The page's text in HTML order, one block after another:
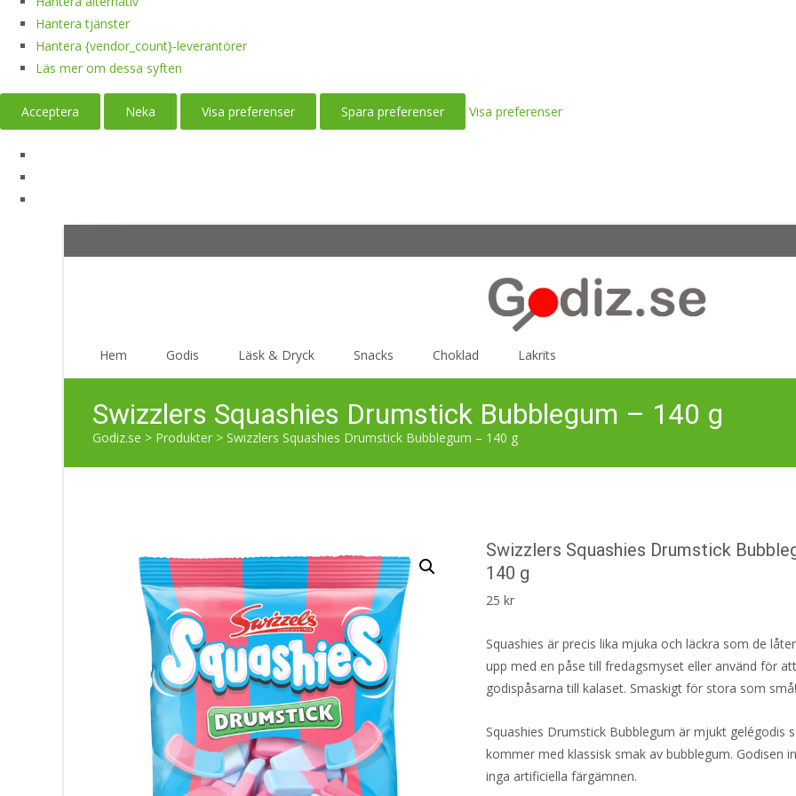
Hantera tjänster
Hantera {vendor_count}-leverantörer
Läs mer om dessa syften
Acceptera Neka Visa preferenser Spara preferenser Visa preferenser
Hem Godis Läsk & Dryck Snacks Choklad Lakrits
Swizzlers Squashies Drumstick Bubblegum – 140 g
Godiz.se > Produkter > Swizzlers Squashies Drumstick Bubblegum – 140 g
Swizzlers Squashies Drumstick
140 g
25kr
Squashies är precis lika mjuka och läckra som de
upp med en påse till fredagsmyset eller använd för
godispåsarna till kalaset. Smaskigt för stora som små!
Squashies Drumstick Bubblegum är mjukt gelégodis
kommer med klassisk smak av bubblegum. Godisen
inga artificiella färgämnen.